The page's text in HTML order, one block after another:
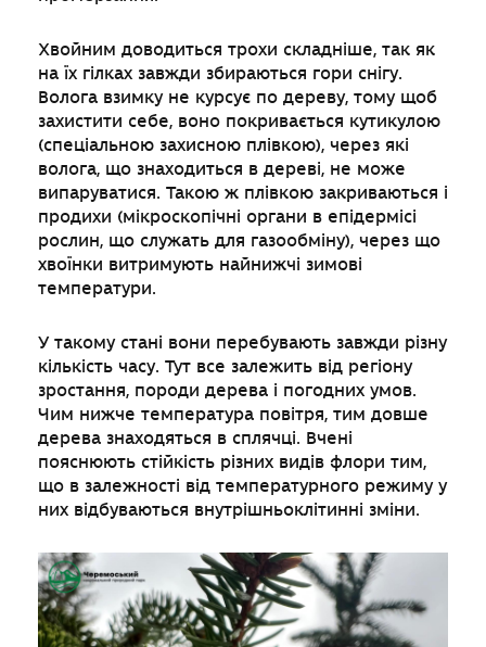
Хвойним доводиться трохи складніше, так як
на їх гілках завжди збираються гори снігу.
Волога взимку не курсує по дереву, тому щоб
захистити себе, воно покривається кутикулою
(спеціальною захисною плівкою), через які
волога, що знаходиться в дереві, не може
випаруватися. Такою ж плівкою закриваються і
продихи (мікроскопічні органи в епідермісі
рослин, що служать для газообміну), через що
хвоїнки витримують найнижчі зимові
температури.
У такому стані вони перебувають завжди різну
кількість часу. Тут все залежить від регіону
зростання, породи дерева і погодних умов.
Чим нижче температура повітря, тим довше
дерева знаходяться в сплячці. Вчені
пояснюють стійкість різних видів флори тим,
що в залежності від температурного режиму у
них відбуваються внутрішньоклітинні зміни.